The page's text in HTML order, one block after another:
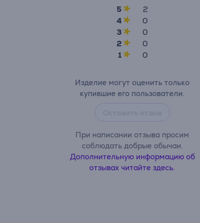
5
2
4
0
3
0
2
0
1
0
Изделие могут оценить только
купившие его пользователи.
При написании отзыва просим
соблюдать добрые обычаи.
Дополнительную информацию об
отзывах читайте здесь.